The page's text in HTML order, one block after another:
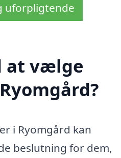
uforpligtende
at vælge
i Ryomgård kan
beslutning for dem,